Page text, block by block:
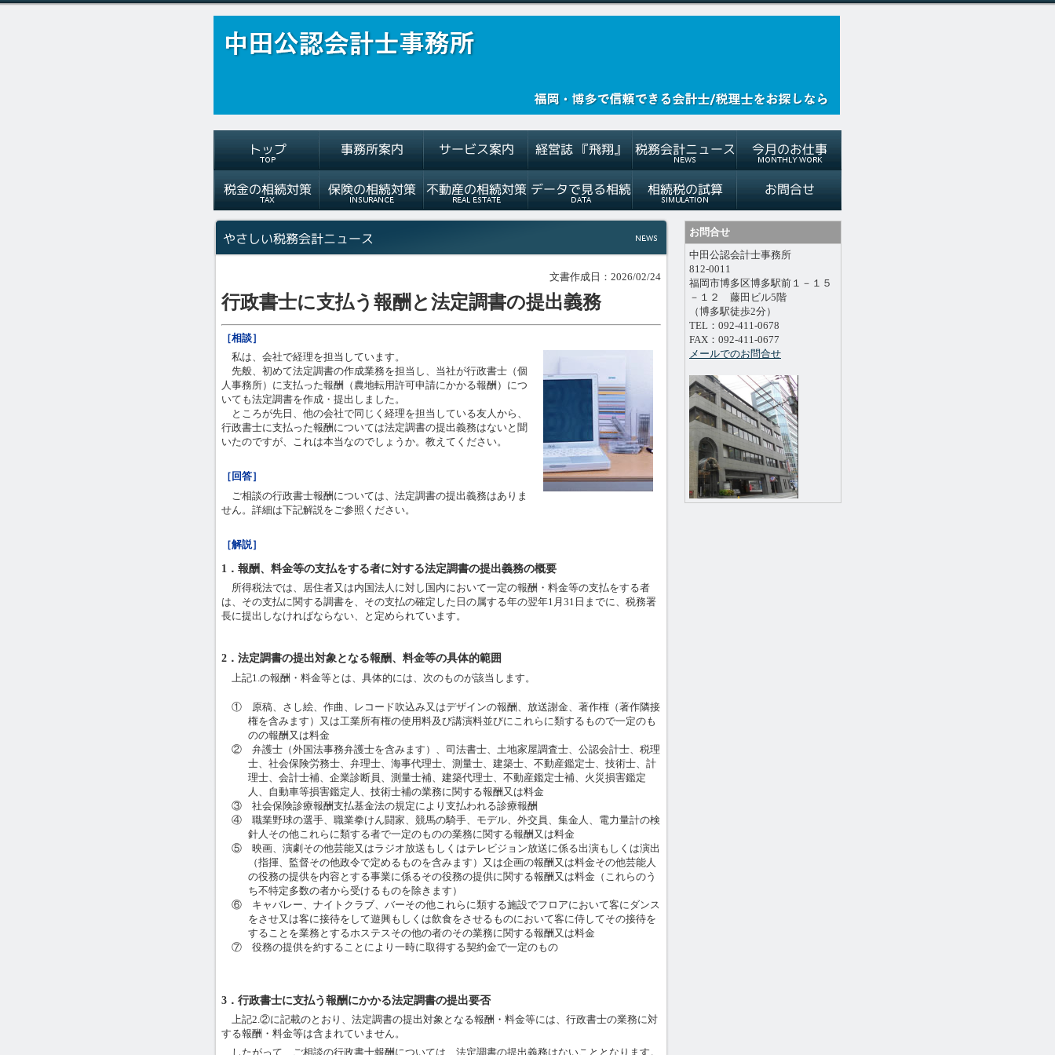
文書作成日：2026/02/24
行政書士に支払う報酬と法定調書の提出義務
［相談］
私は、会社で経理を担当しています。
先般、初めて法定調書の作成業務を担当し、当社が行政書士（個
人事務所）に支払った報酬（農地転用許可申請にかかる報酬）につ
いても法定調書を作成・提出しました。
ところが先日、他の会社で同じく経理を担当している友人から、
行政書士に支払った報酬については法定調書の提出義務はないと聞
いたのですが、これは本当なのでしょうか。教えてください。
［回答］
ご相談の行政書士報酬については、法定調書の提出義務はありま
せん。詳細は下記解説をご参照ください。
［解説］
1．報酬、料金等の支払をする者に対する法定調書の提出義務の概要
所得税法では、居住者又は内国法人に対し国内において一定の報酬・料金等の支払をする者
は、その支払に関する調書を、その支払の確定した日の属する年の翌年1月31日までに、税務署
長に提出しなければならない、と定められています。
2．法定調書の提出対象となる報酬、料金等の具体的範囲
上記1.の報酬・料金等とは、具体的には、次のものが該当します。
① 原稿、さし絵、作曲、レコード吹込み又はデザインの報酬、放送謝金、著作権（著作隣接
権を含みます）又は工業所有権の使用料及び講演料並びにこれらに類するもので一定のも
のの報酬又は料金
② 弁護士（外国法事務弁護士を含みます）、司法書士、土地家屋調査士、公認会計士、税理
士、社会保険労務士、弁理士、海事代理士、測量士、建築士、不動産鑑定士、技術士、計
理士、会計士補、企業診断員、測量士補、建築代理士、不動産鑑定士補、火災損害鑑定
人、自動車等損害鑑定人、技術士補の業務に関する報酬又は料金
③ 社会保険診療報酬支払基金法の規定により支払われる診療報酬
④ 職業野球の選手、職業拳けん闘家、競馬の騎手、モデル、外交員、集金人、電力量計の検
針人その他これらに類する者で一定のものの業務に関する報酬又は料金
⑤ 映画、演劇その他芸能又はラジオ放送もしくはテレビジョン放送に係る出演もしくは演出
（指揮、監督その他政令で定めるものを含みます）又は企画の報酬又は料金その他芸能人
の役務の提供を内容とする事業に係るその役務の提供に関する報酬又は料金（これらのう
ち不特定多数の者から受けるものを除きます）
⑥ キャバレー、ナイトクラブ、バーその他これらに類する施設でフロアにおいて客にダンス
をさせ又は客に接待をして遊興もしくは飲食をさせるものにおいて客に侍してその接待を
することを業務とするホステスその他の者のその業務に関する報酬又は料金
⑦ 役務の提供を約することにより一時に取得する契約金で一定のもの
3．行政書士に支払う報酬にかかる法定調書の提出要否
上記2.②に記載のとおり、法定調書の提出対象となる報酬・料金等には、行政書士の業務に対
する報酬・料金等は含まれていません。
したがって、ご相談の行政書士報酬については、法定調書の提出義務はないこととなります。
お問合せ
中田公認会計士事務所
812-0011
福岡市博多区博多駅前１－１５
－１２ 藤田ビル5階
（博多駅徒歩2分）
TEL：092-411-0678
FAX：092-411-0677
メールでのお問合せ